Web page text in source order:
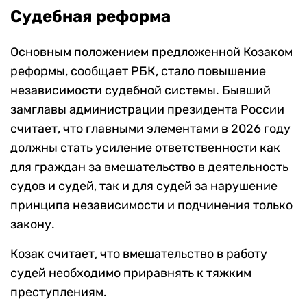
Судебная реформа
Основным положением предложенной Козаком
реформы, сообщает РБК, стало повышение
независимости судебной системы. Бывший
замглавы администрации президента России
считает, что главными элементами в 2026 году
должны стать усиление ответственности как
для граждан за вмешательство в деятельность
судов и судей, так и для судей за нарушение
принципа независимости и подчинения только
закону.
Козак считает, что вмешательство в работу
судей необходимо приравнять к тяжким
преступлениям.